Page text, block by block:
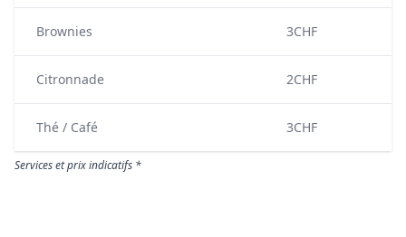
Brownies 3CHF
Citronnade 2CHF
Thé / Café 3CHF
Services et prix indicatifs *